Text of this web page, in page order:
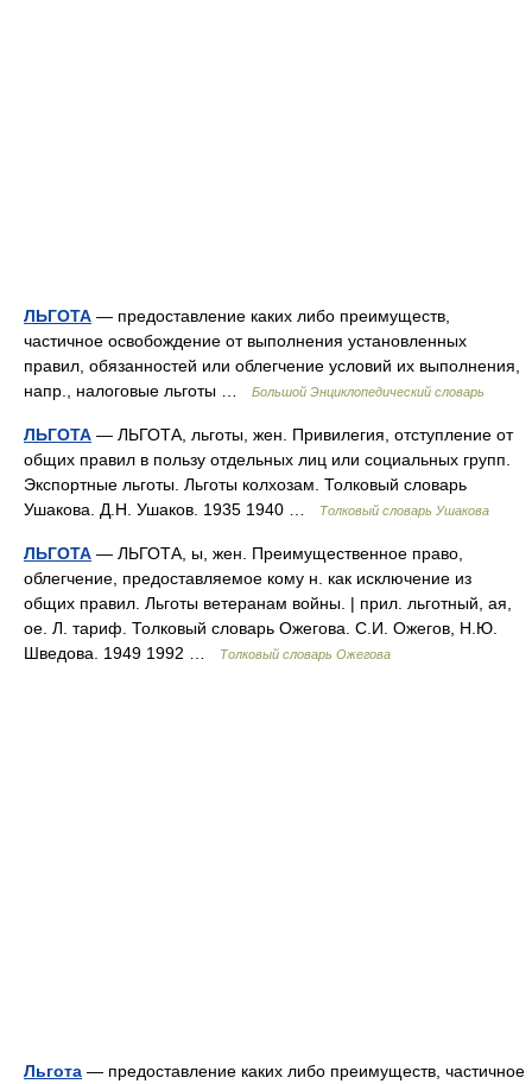
ЛЬГОТА — предоставление каких либо преимуществ,
частичное освобождение от выполнения установленных
правил, обязанностей или облегчение условий их выполнения,
напр., налоговые льготы …
Большой Энциклопедический словарь
ЛЬГОТА — ЛЬГОТА, льготы, жен. Привилегия, отступление от
общих правил в пользу отдельных лиц или социальных групп.
Экспортные льготы. Льготы колхозам. Толковый словарь
Ушакова. Д.Н. Ушаков. 1935 1940 …
Толковый словарь Ушакова
ЛЬГОТА — ЛЬГОТА, ы, жен. Преимущественное право,
облегчение, предоставляемое кому н. как исключение из
общих правил. Льготы ветеранам войны. | прил. льготный, ая,
ое. Л. тариф. Толковый словарь Ожегова. С.И. Ожегов, Н.Ю.
Шведова. 1949 1992 …
Толковый словарь Ожегова
Льгота — предоставление каких либо преимуществ, частичное